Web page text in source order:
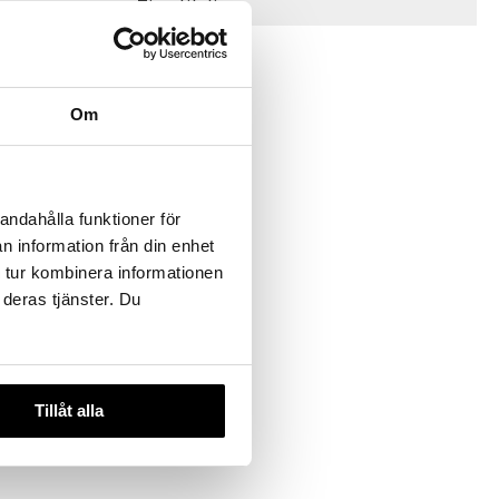
Om
funktioner för
information från din enhet
kombinera informationen
tjänster. Du
Tillåt alla
Tips til dig
Winter
5-pak